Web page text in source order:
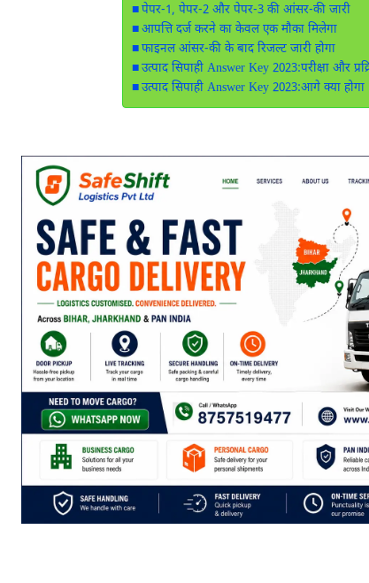
पेपर-1, पेपर-2 और पेपर-3 की आंसर-की जारी
आपत्ति दर्ज करने का केवल एक मौका मिलेगा
फाइनल आंसर-की के बाद रिजल्ट जारी होगा
उत्पाद सिपाही Answer Key 2023:परीक्षा और
उत्पाद सिपाही Answer Key 2023:आगे क्या होगा